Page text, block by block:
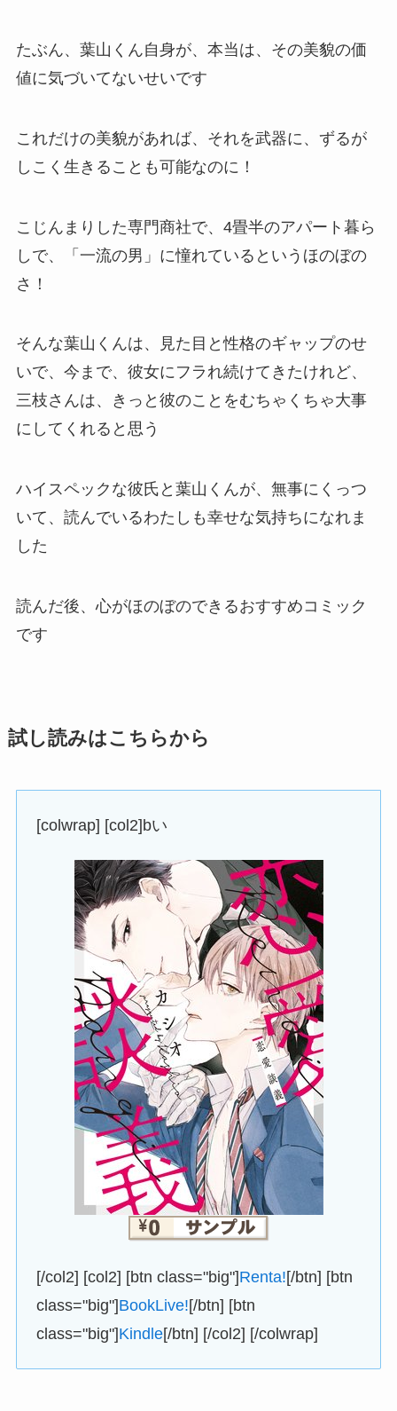
たぶん、葉山くん自身が、本当は、その美貌の価
値に気づいてないせいです
これだけの美貌があれば、それを武器に、ずるが
しこく生きることも可能なのに！
こじんまりした専門商社で、4畳半のアパート暮ら
しで、「一流の男」に憧れているというほのぼの
さ！
そんな葉山くんは、見た目と性格のギャップのせ
いで、今まで、彼女にフラれ続けてきたけれど、
三枝さんは、きっと彼のことをむちゃくちゃ大事
にしてくれると思う
ハイスペックな彼氏と葉山くんが、無事にくっつ
いて、読んでいるわたしも幸せな気持ちになれま
した
読んだ後、心がほのぼのできるおすすめコミック
です
試し読みはこちらから
[colwrap] [col2]bい
[/col2] [col2] [btn class="big"]Renta![/btn] [btn
class="big"]BookLive![/btn] [btn
class="big"]Kindle[/btn] [/col2] [/colwrap]